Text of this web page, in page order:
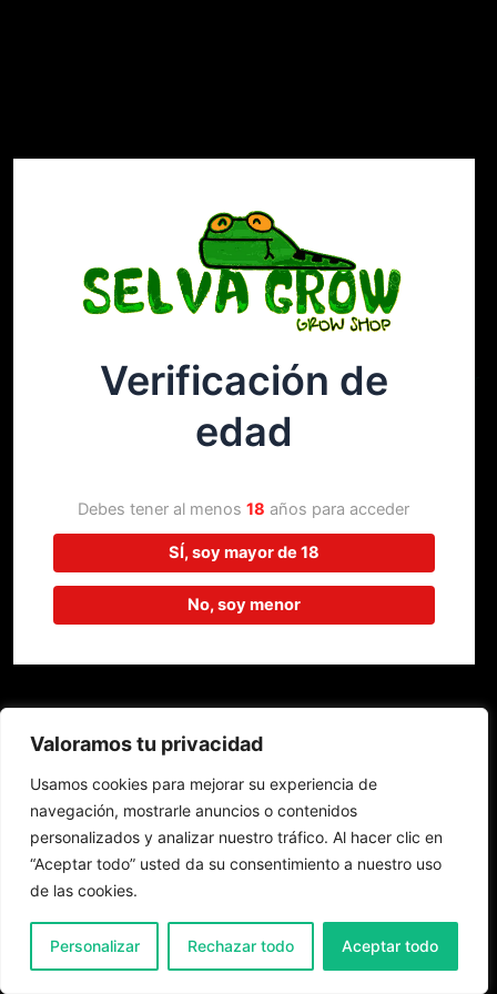
Valoramos tu privacidad
Usamos cookies para mejorar su experiencia de
navegación, mostrarle anuncios o contenidos
personalizados y analizar nuestro tráfico. Al hacer clic en
“Aceptar todo” usted da su consentimiento a nuestro uso
de las cookies.
Personalizar Rechazar todo Aceptar todo
¡Disculpa este desastre! Estamos
trabajando en algo increíble,
¡vuelve pronto!
Verificación de
edad
Debes tener al menos18 años para acceder
SÍ, soy mayor de 18
No, soy menor